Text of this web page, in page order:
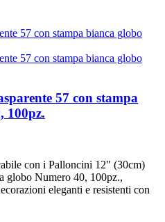
57 con stampa
100pz.
con i Palloncini 12" (30cm)
globo Numero 40, 100pz.,
eleganti e resistenti con